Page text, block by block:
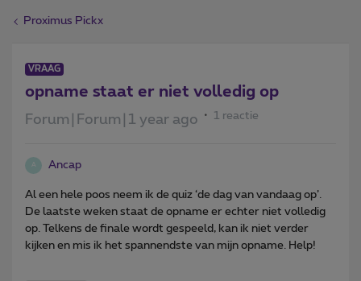
Proximus Pickx
VRAAG
opname staat er niet volledig op
Forum|Forum|1 year ago 1 reactie
A Ancap
Al een hele poos neem ik de quiz ‘de dag van vandaag op’.
De laatste weken staat de opname er echter niet volledig
op. Telkens de finale wordt gespeeld, kan ik niet verder
kijken en mis ik het spannendste van mijn opname. Help!